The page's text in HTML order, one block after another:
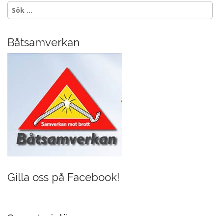
Sök
efter:
Båtsamverkan
Gilla oss på Facebook!